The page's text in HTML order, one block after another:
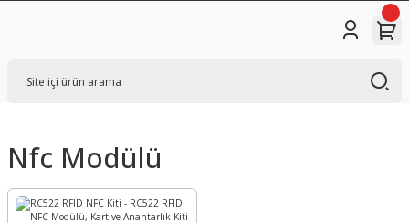
Nfc Modülü